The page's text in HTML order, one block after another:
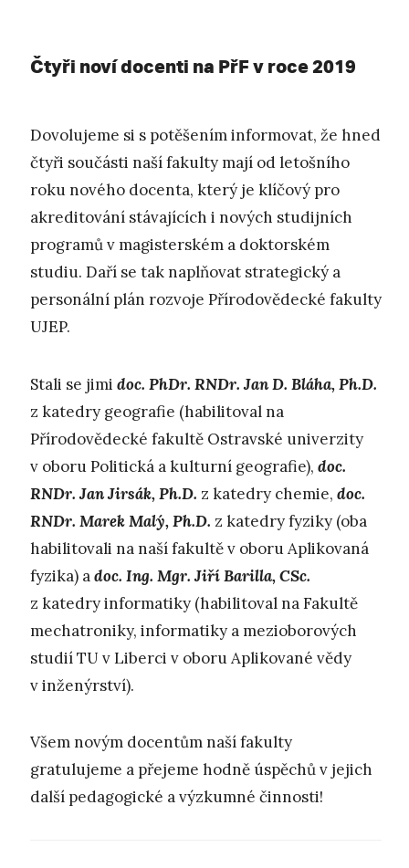
Čtyři noví docenti na PřF v roce 2019
Dovolujeme si s potěšením informovat, že hned
čtyři součásti naší fakulty mají od letošního
roku nového docenta, který je klíčový pro
akreditování stávajících i nových studijních
programů v magisterském a doktorském
studiu. Daří se tak naplňovat strategický a
personální plán rozvoje Přírodovědecké fakulty
UJEP.
Stali se jimi doc. PhDr. RNDr. Jan D. Bláha, Ph.D.
z katedry geografie (habilitoval na
Přírodovědecké fakultě Ostravské univerzity
v oboru Politická a kulturní geografie), doc.
RNDr. Jan Jirsák, Ph.D. z katedry chemie, doc.
RNDr. Marek Malý, Ph.D. z katedry fyziky (oba
habilitovali na naší fakultě v oboru Aplikovaná
fyzika) adoc. Ing. Mgr. Jiří Barilla, CSc.
z katedry informatiky (habilitoval na Fakultě
mechatroniky, informatiky a mezioborových
studií TU v Liberci v oboru Aplikované vědy
v inženýrství).
Všem novým docentům naší fakulty
gratulujeme a přejeme hodně úspěchů v jejich
další pedagogické a výzkumné činnosti!